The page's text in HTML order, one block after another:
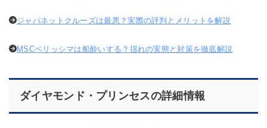
ジャパネットクルーズは最悪？実際の評判とメリットを解説
MSCベリッシマは船酔いする？揺れの実態と対策を徹底解説
ダイヤモンド・プリンセスの詳細情報